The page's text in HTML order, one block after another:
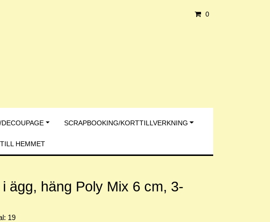
0
DECOUPAGE SCRAPBOOKING/KORTTILLVERKNING
TILL HEMMET
ägg, häng Poly Mix 6 cm, 3-
19